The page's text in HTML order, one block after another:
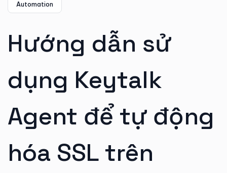
Automation
Hướng dẫn sử
dụng Keytalk
Agent để tự động
hóa SSL trên